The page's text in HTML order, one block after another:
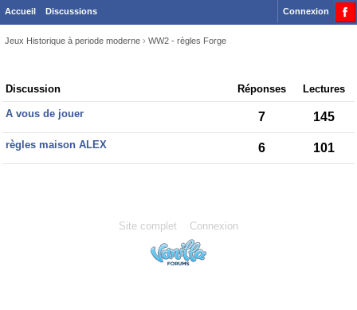
Accueil Discussions Connexion
Jeux Historique à periode moderne › WW2 - règles Forge
Discussion
List
Discussion Réponses Lectures
A vous de jouer 7 145
règles maison ALEX 6 101
Site complet Connexion